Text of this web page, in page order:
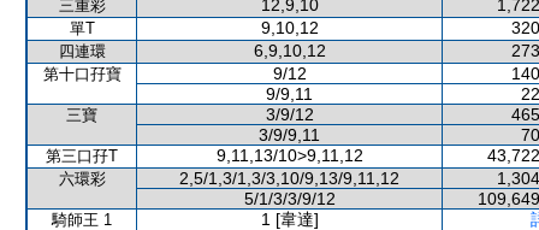
三重彩 12,9,10
單T 9,10,12
四連環 6,9,10,12
第十口孖寶 9/12
9/9,11
三寶 3/9/12
3/9/9,11
第三口孖T 9,11,13/10>9,11,12
六環彩 2,5/1,3/1,3/3,10/9,13/9,11,12
5/1/3/3/9/12
騎師王 1 1 [韋達]